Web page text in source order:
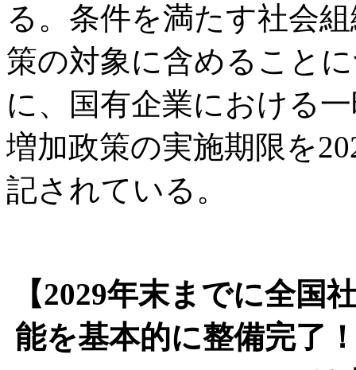
る。条件を満たす社会
策の対象に含めること
に、国有企業における
増加政策の実施期限を
記されている。
【2029年末までに全国
能を基本的に整備完了